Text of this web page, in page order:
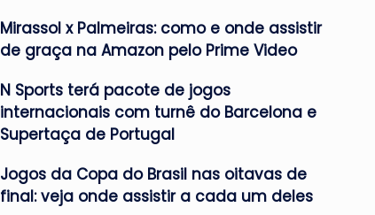
Mirassol x Palmeiras: como e onde assistir
de graça na Amazon pelo Prime Video
N Sports terá pacote de jogos
internacionais com turnê do Barcelona e
Supertaça de Portugal
Jogos da Copa do Brasil nas oitavas de
final: veja onde assistir a cada um deles